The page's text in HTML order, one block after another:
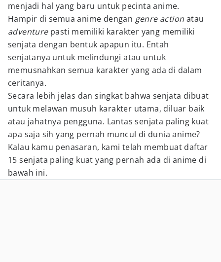
menjadi hal yang baru untuk pecinta anime.
Hampir di semua anime dengan genre action atau
adventurepasti memiliki karakter yang memiliki
senjata dengan bentuk apapun itu. Entah
senjatanya untuk melindungi atau untuk
memusnahkan semua karakter yang ada di dalam
ceritanya.
Secara lebih jelas dan singkat bahwa senjata dibuat
untuk melawan musuh karakter utama, diluar baik
atau jahatnya pengguna. Lantas senjata paling kuat
apa saja sih yang pernah muncul di dunia anime?
Kalau kamu penasaran, kami telah membuat daftar
15 senjata paling kuat yang pernah ada di anime di
bawah ini.